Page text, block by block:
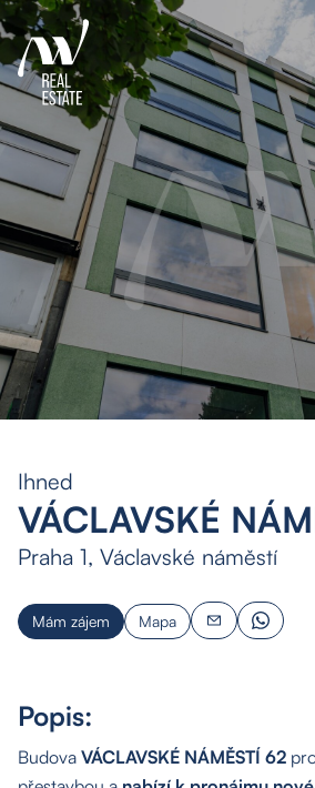
Ihned
VÁCLAVSKÉ
Praha 1, Václavské náměstí
Mám zájem Mapa
Popis:
Budova VÁCLAVSKÉ NÁMĚSTÍ 62